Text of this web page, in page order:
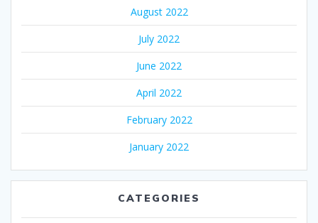
August 2022
July 2022
June 2022
April 2022
February 2022
January 2022
CATEGORIES